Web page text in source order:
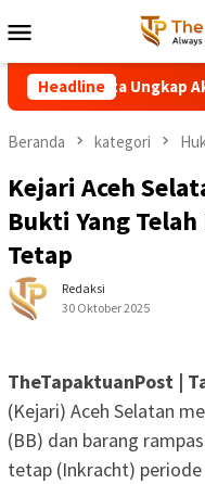
ke
kontenMobile
Headline
Diminta Ungkap
Beranda kategori
Kejari Aceh
Bukti Yang
Tetap
Redaksi
30 Oktober 2025
TheTapaktuanPost |
(Kejari) Aceh Selatan
(BB) dan barang
tetap (Inkracht)